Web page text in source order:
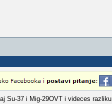
Su-37 i Mig-29OVT i videces razliku